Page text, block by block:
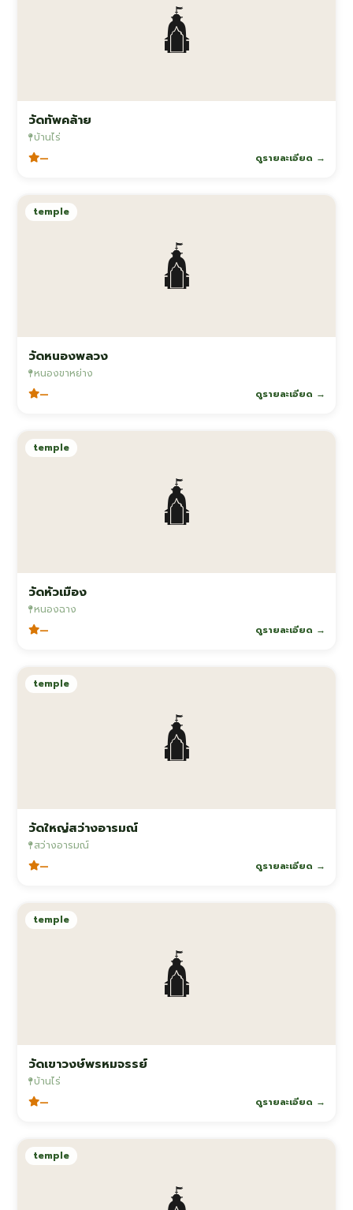
🛕
วัดทัพคล้าย
บ้านไร่
— ดูรายละเอียด →
🛕
temple
วัดหนองพลวง
หนองขาหย่าง
— ดูรายละเอียด →
🛕
temple
วัดหัวเมือง
หนองฉาง
— ดูรายละเอียด →
🛕
temple
วัดใหญ่สว่างอารมณ์
สว่างอารมณ์
— ดูรายละเอียด →
🛕
temple
วัดเขาวงษ์พรหมจรรย์
บ้านไร่
— ดูรายละเอียด →
temple